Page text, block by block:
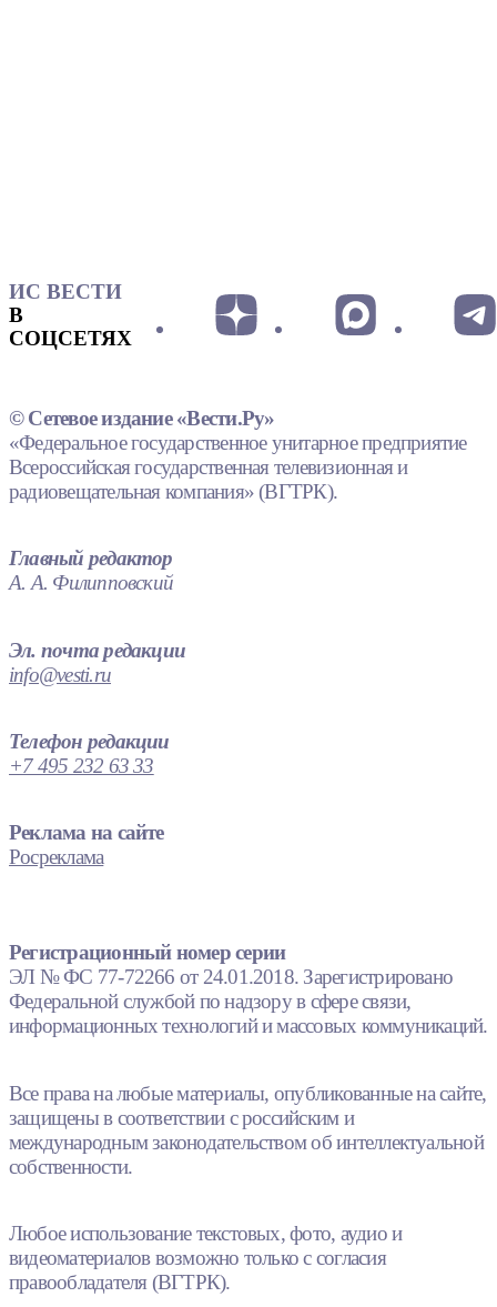
ИС ВЕСТИ
В
СОЦСЕТЯХ
© Сетевое издание «Вести.Ру»
«Федеральное государственное унитарное предприятие
Всероссийская государственная телевизионная и
радиовещательная компания» (ВГТРК).
Главный редактор
А. А. Филипповский
Эл. почта редакции
info@vesti.ru
Телефон редакции
+7 495 232 63 33
Реклама на сайте
Росреклама
Регистрационный номер серии
ЭЛ № ФС 77-72266 от 24.01.2018. Зарегистрировано
Федеральной службой по надзору в сфере связи,
информационных технологий и массовых коммуникаций.
Все права на любые материалы, опубликованные на сайте,
защищены в соответствии с российским и
международным законодательством об интеллектуальной
собственности.
Любое использование текстовых, фото, аудио и
видеоматериалов возможно только с согласия
правообладателя (ВГТРК).